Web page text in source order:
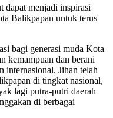
dapat menjadi inspirasi
Balikpapan untuk terus
bagi generasi muda Kota
kemampuan dan berani
internasional. Jihan telah
di tingkat nasional,
lagi putra-putri daerah
di berbagai